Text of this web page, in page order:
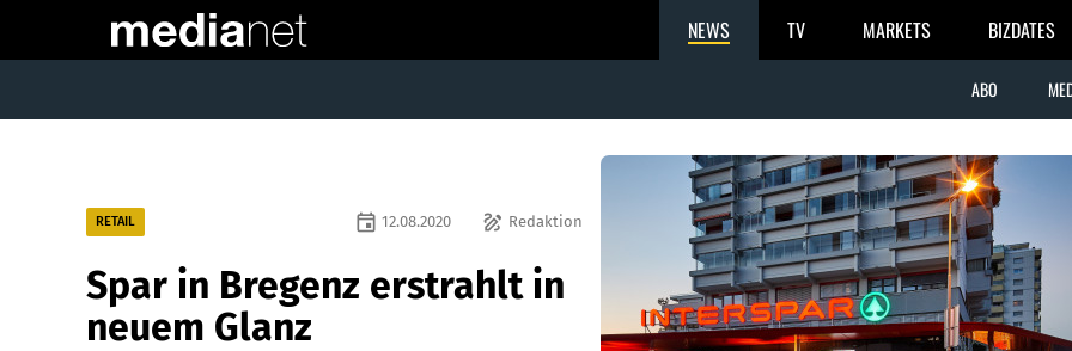
NEWS TV MARKETS BIZDATES
ABO
RETAIL draw Redaktion
event 12.08.2020
Spar in Bregenz erstrahlt in
neuem Glanz